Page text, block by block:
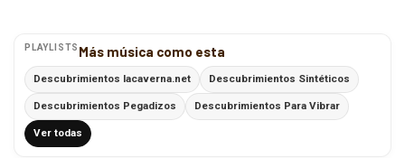
PLAYLISTS Más música como esta
Descubrimientos lacaverna.net Descubrimientos Sintéticos
Descubrimientos Pegadizos Descubrimientos Para Vibrar
Ver todas